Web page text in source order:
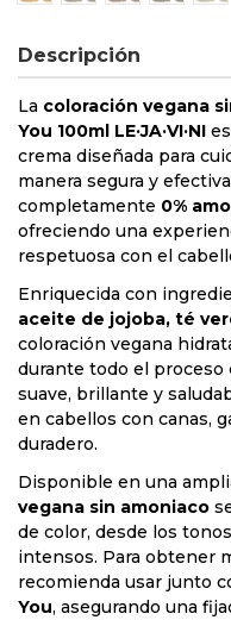
Descripción
La coloración vegana
You 100ml LE·JA·VI·NI
crema diseñada para
manera segura y
completamente 0%
ofreciendo una
respetuosa con el
Enriquecida con
aceite de jojoba, té
coloración vegana
durante todo el proceso
suave, brillante y
en cabellos con canas,
duradero.
Disponible en una
vegana sin amoniaco
de color, desde los
intensos. Para obtener
recomienda usar junto
You, asegurando una